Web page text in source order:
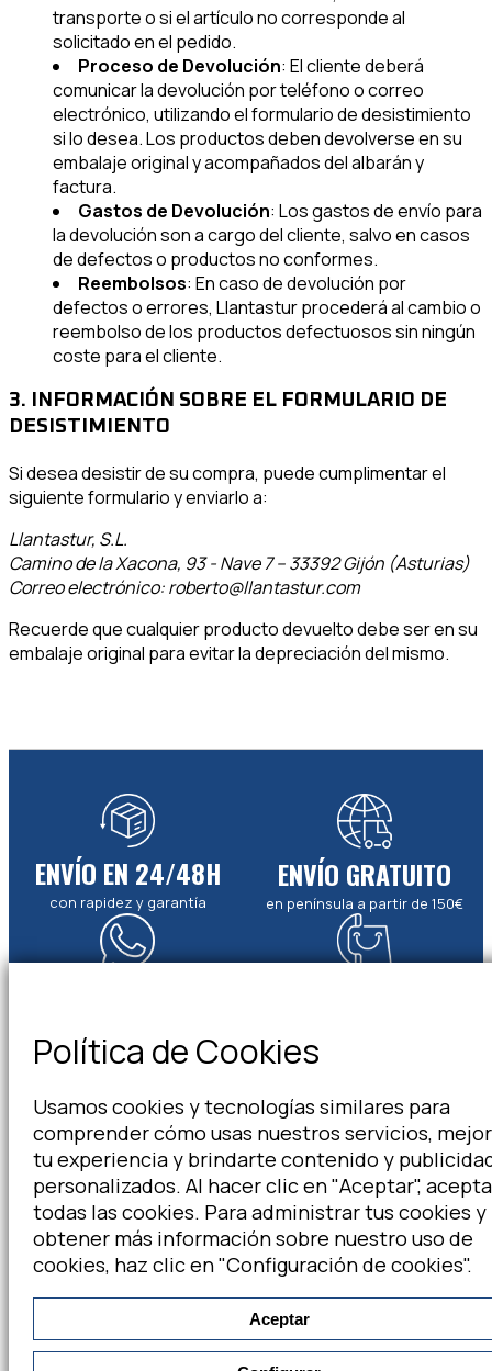
transporte o si el artículo no corresponde al
solicitado en el pedido.
Proceso de Devolución: El cliente deberá
comunicar la devolución por teléfono o correo
electrónico, utilizando el formulario de desistimiento
si lo desea. Los productos deben devolverse en su
embalaje original y acompañados del albarán y
factura.
Gastos de Devolución: Los gastos de envío para
la devolución son a cargo del cliente, salvo en casos
de defectos o productos no conformes.
Reembolsos: En caso de devolución por
defectos o errores, Llantastur procederá al cambio o
reembolso de los productos defectuosos sin ningún
coste para el cliente.
3. INFORMACIÓN SOBRE EL FORMULARIO DE
DESISTIMIENTO
Si desea desistir de su compra, puede cumplimentar el
siguiente formulario y enviarlo a:
Llantastur, S.L.
Camino de la Xacona, 93 - Nave 7 – 33392 Gijón (Asturias)
Correo electrónico: roberto@llantastur.com
Recuerde que cualquier producto devuelto debe ser en su
embalaje original para evitar la depreciación del mismo.
ENVÍO EN 24/48H
con rapidez y garantía
ENVÍO GRATUITO
en península a partir de 150€
CATÁLOGO
SERVICIOS
Política de Cookies
Usamos cookies y tecnologías similares para
comprender cómo usas nuestros servicios,
tu experiencia y brindarte contenido y
personalizados. Al hacer clic en "Aceptar",
todas las cookies. Para administrar tus cookies y
obtener más información sobre nuestro uso de
cookies, haz clic en "Configuración de cookies".
Aceptar